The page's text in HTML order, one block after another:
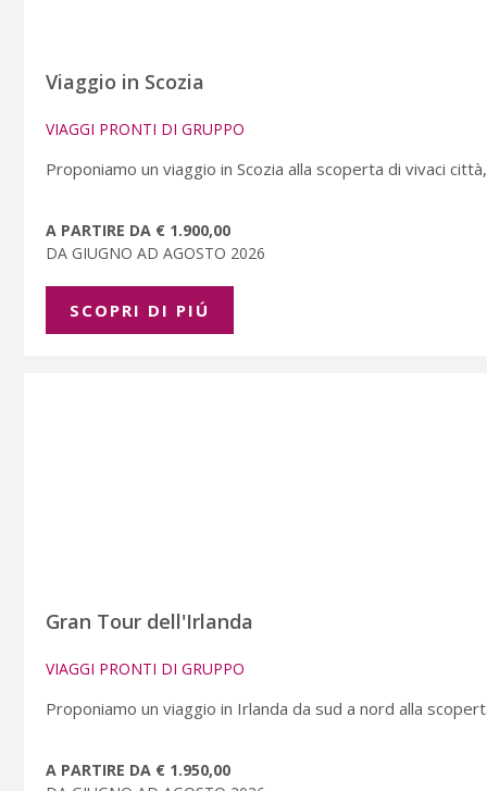
Viaggio in Scozia
VIAGGI PRONTI DI GRUPPO
Proponiamo un viaggio in Scozia alla scoperta di vivaci
A PARTIRE DA € 1.900,00
DA GIUGNO AD AGOSTO 2026
SCOPRI DI PIÚ
Gran Tour dell'Irlanda
VIAGGI PRONTI DI GRUPPO
Proponiamo un viaggio in Irlanda da sud a nord alla
A PARTIRE DA € 1.950,00